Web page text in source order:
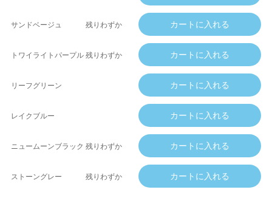
サンドベージュ 残りわずか
トワイライトパープル 残りわずか
リーフグリーン
レイクブルー
ニュームーンブラック 残りわずか
ストーングレー 残りわずか